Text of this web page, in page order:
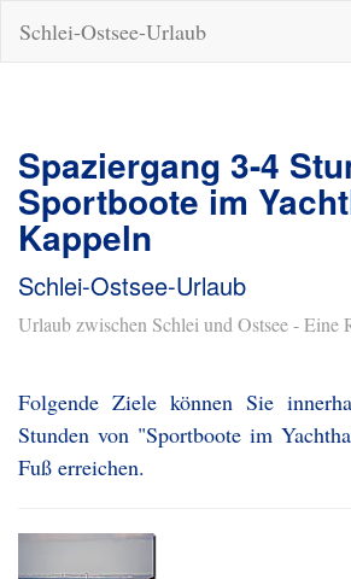
Schlei-Ostsee-Urlaub
Spaziergang 3-4
Sportboote im
Kappeln
Schlei-Ostsee-Urlaub
Urlaub zwischen Schlei und Ostsee - Eine
Folgende Ziele können Sie
Stunden von "Sportboote im
Fuß erreichen.